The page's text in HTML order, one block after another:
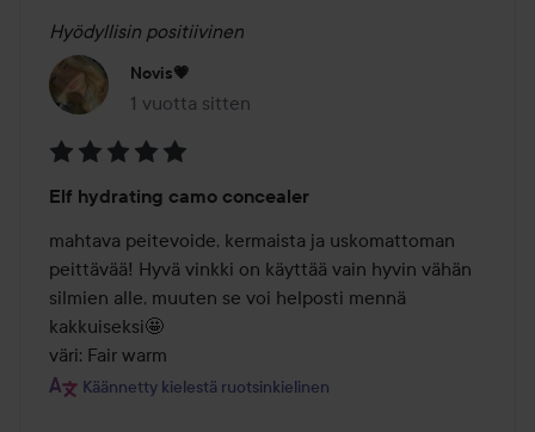
Hyödyllisin positiivinen
Novis💗
1 vuotta sitten
Viesti luotiin 1 vuotta sitten
5
/
5
Elf hydrating camo concealer
mahtava peitevoide, kermaista ja uskomattoman
peittävää! Hyvä vinkki on käyttää vain hyvin vähän
silmien alle, muuten se voi helposti mennä
kakkuiseksi🤩
väri: Fair warm
Käännetty kielestä ruotsinkielinen